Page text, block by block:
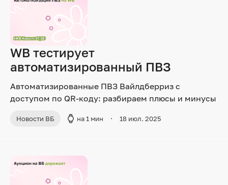
WB тестирует
автоматизированный ПВЗ
Автоматизированные ПВЗ Вайлдберриз с
доступом по QR-коду: разбираем плюсы и минусы
Новости ВБ на 1 мин 18 июл. 2025